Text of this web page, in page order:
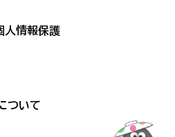
人情報保護
ついて